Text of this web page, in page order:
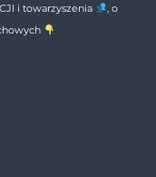
i towarzyszenia
, o